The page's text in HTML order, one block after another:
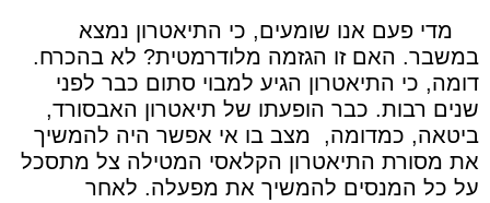
מדי פעם אנו שומעים, כי התיאטרון נמצא
במשבר. האם זו הגזמה מלודרמטית? לא בהכרח.
דומה, כי התיאטרון הגיע למבוי סתום כבר לפני
שנים רבות. כבר הופעתו של תיאטרון האבסורד,
ביטאה, כמדומה,
מצב בו אי אפשר היה להמשיך
את מסורת התיאטרון הקלאסי המטילה צל מתסכל
על כל המנסים להמשיך את מפעלה. לאחר